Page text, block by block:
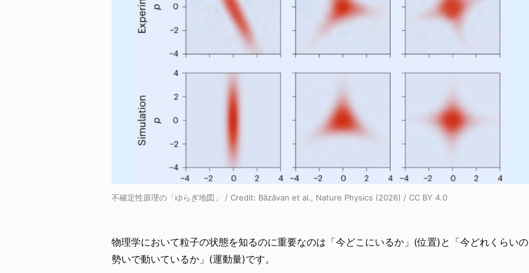
不確定性原理の「ゆらぎ地図」 / Credit: Băzăvan et al., Nature Physics (2026) / CC BY 4.0
物理学において粒子の状態を知るのに重要なのは「今どこにいるか」(位置)と「今どれくらいの
勢いで動いているか」(運動量)です。